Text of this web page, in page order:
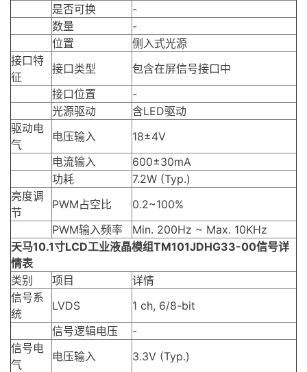
是否可换
-
数量
-
位置
侧入式光源
接口特
征
接口类型
包含在屏信号接口中
接口位置
-
光源驱动
含LED驱动
驱动电
气
电压输入
18±4V
电流输入
600±30mA
功耗
7.2W (Typ.)
亮度调
节
PWM占空比
0.2~100%
PWM输入频率
Min. 200Hz ~ Max. 10KHz
天马10.1寸LCD工业液晶模组TM101JDHG33-00信号详
情表
类别
项目
详情
信号系
统
LVDS
1 ch, 6/8-bit
信号逻辑电压
-
信号电
气
电压输入
3.3V (Typ.)